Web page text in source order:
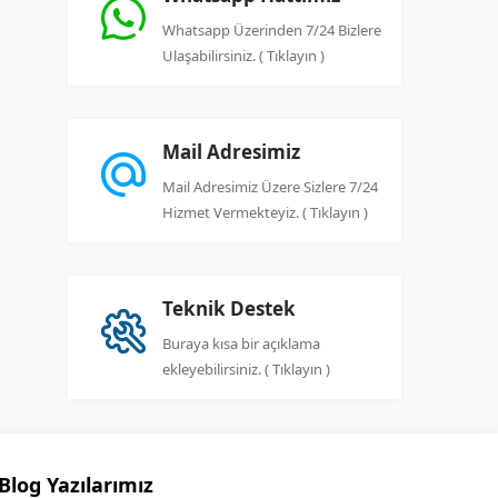
Whatsapp Üzerinden 7/24 Bizlere
Ulaşabilirsiniz. ( Tıklayın )
Mail Adresimiz
Mail Adresimiz Üzere Sizlere 7/24
Hizmet Vermekteyiz. ( Tıklayın )
Teknik Destek
Buraya kısa bir açıklama
ekleyebilirsiniz. ( Tıklayın )
Yazılarımız